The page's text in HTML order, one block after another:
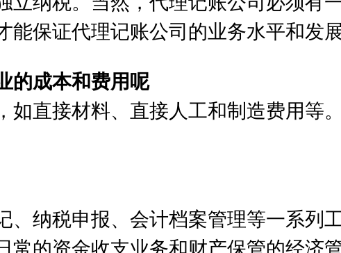
能保证代理记账公司的业务水平和发
的成本和费用呢
如直接材料、直接人工和制造费用等
、纳税申报、会计档案管理等一系列
常的资金收支业务和财产保管的经济